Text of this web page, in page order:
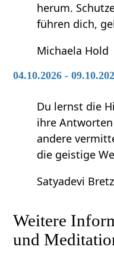
herum.
führen dich,
Michaela Hold
04.10.2026 -
Du lernst die
ihre
andere
die geistige
Satyadevi
Weitere
und